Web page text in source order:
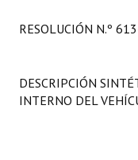
Comisiones
Programas
RESOLUCIÓN N.º
DESCRIPCIÓN
INTERNO DEL